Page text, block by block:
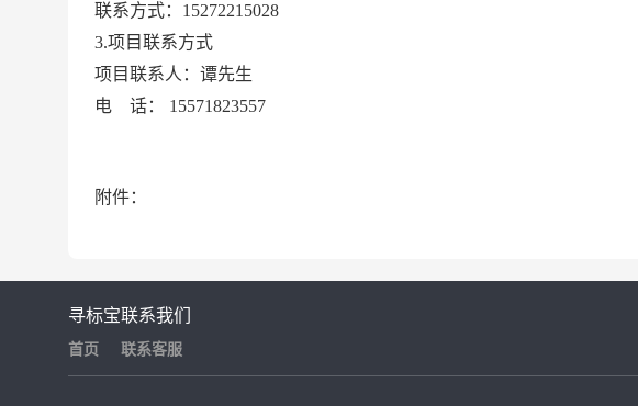
联系方式： 15272215028
3.项目联系方式
项目联系人：谭先生
电 话：
15571823557
附件：
寻标宝
首页
联系我们
联系客服